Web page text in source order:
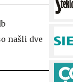
našli dve